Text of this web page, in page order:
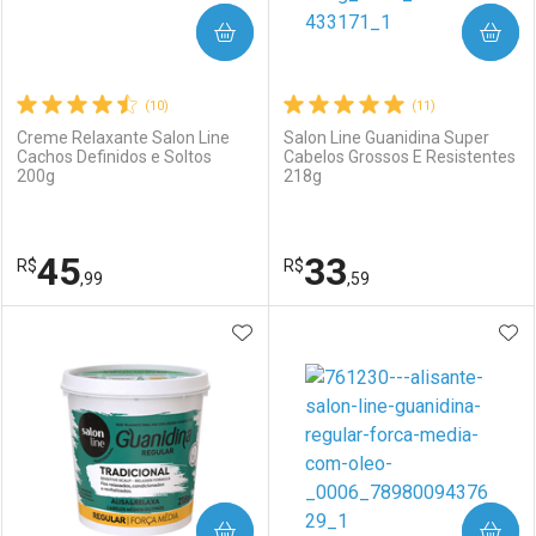
(10)
Creme Relaxante Salon Line
Cachos Definidos e Soltos
200g
R$45,99
COMPRAR
Laboratório
Por Menos
(11)
Salon Line Guanidina Super
Cabelos Grossos E Resistentes
218g
R$33,59
COMPRAR
Laboratório
Por Menos
ADICIONAR AOS FAVORITOS
COMPRAR COMPRAR